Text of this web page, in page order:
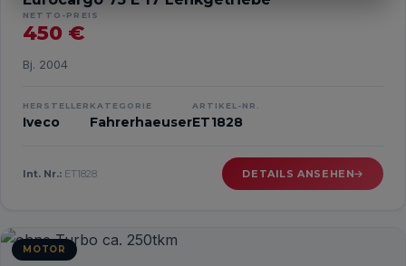
NETTO-PREIS
450 €
Bj. 2004
HERSTELLER
Iveco
KATEGORIE
Fahrerhaeuser
ARTIKEL-NR.
ET1828
Int. Nr.: ET1828 DETAILS ANSEHEN
MOTOR